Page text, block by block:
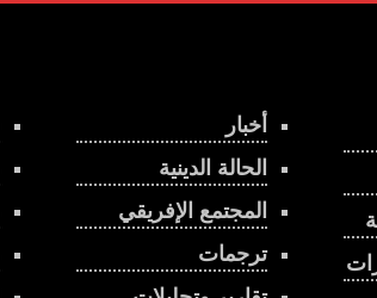
أخبار
الحالة الدينية
المجتمع الإفريقي
ترجمات